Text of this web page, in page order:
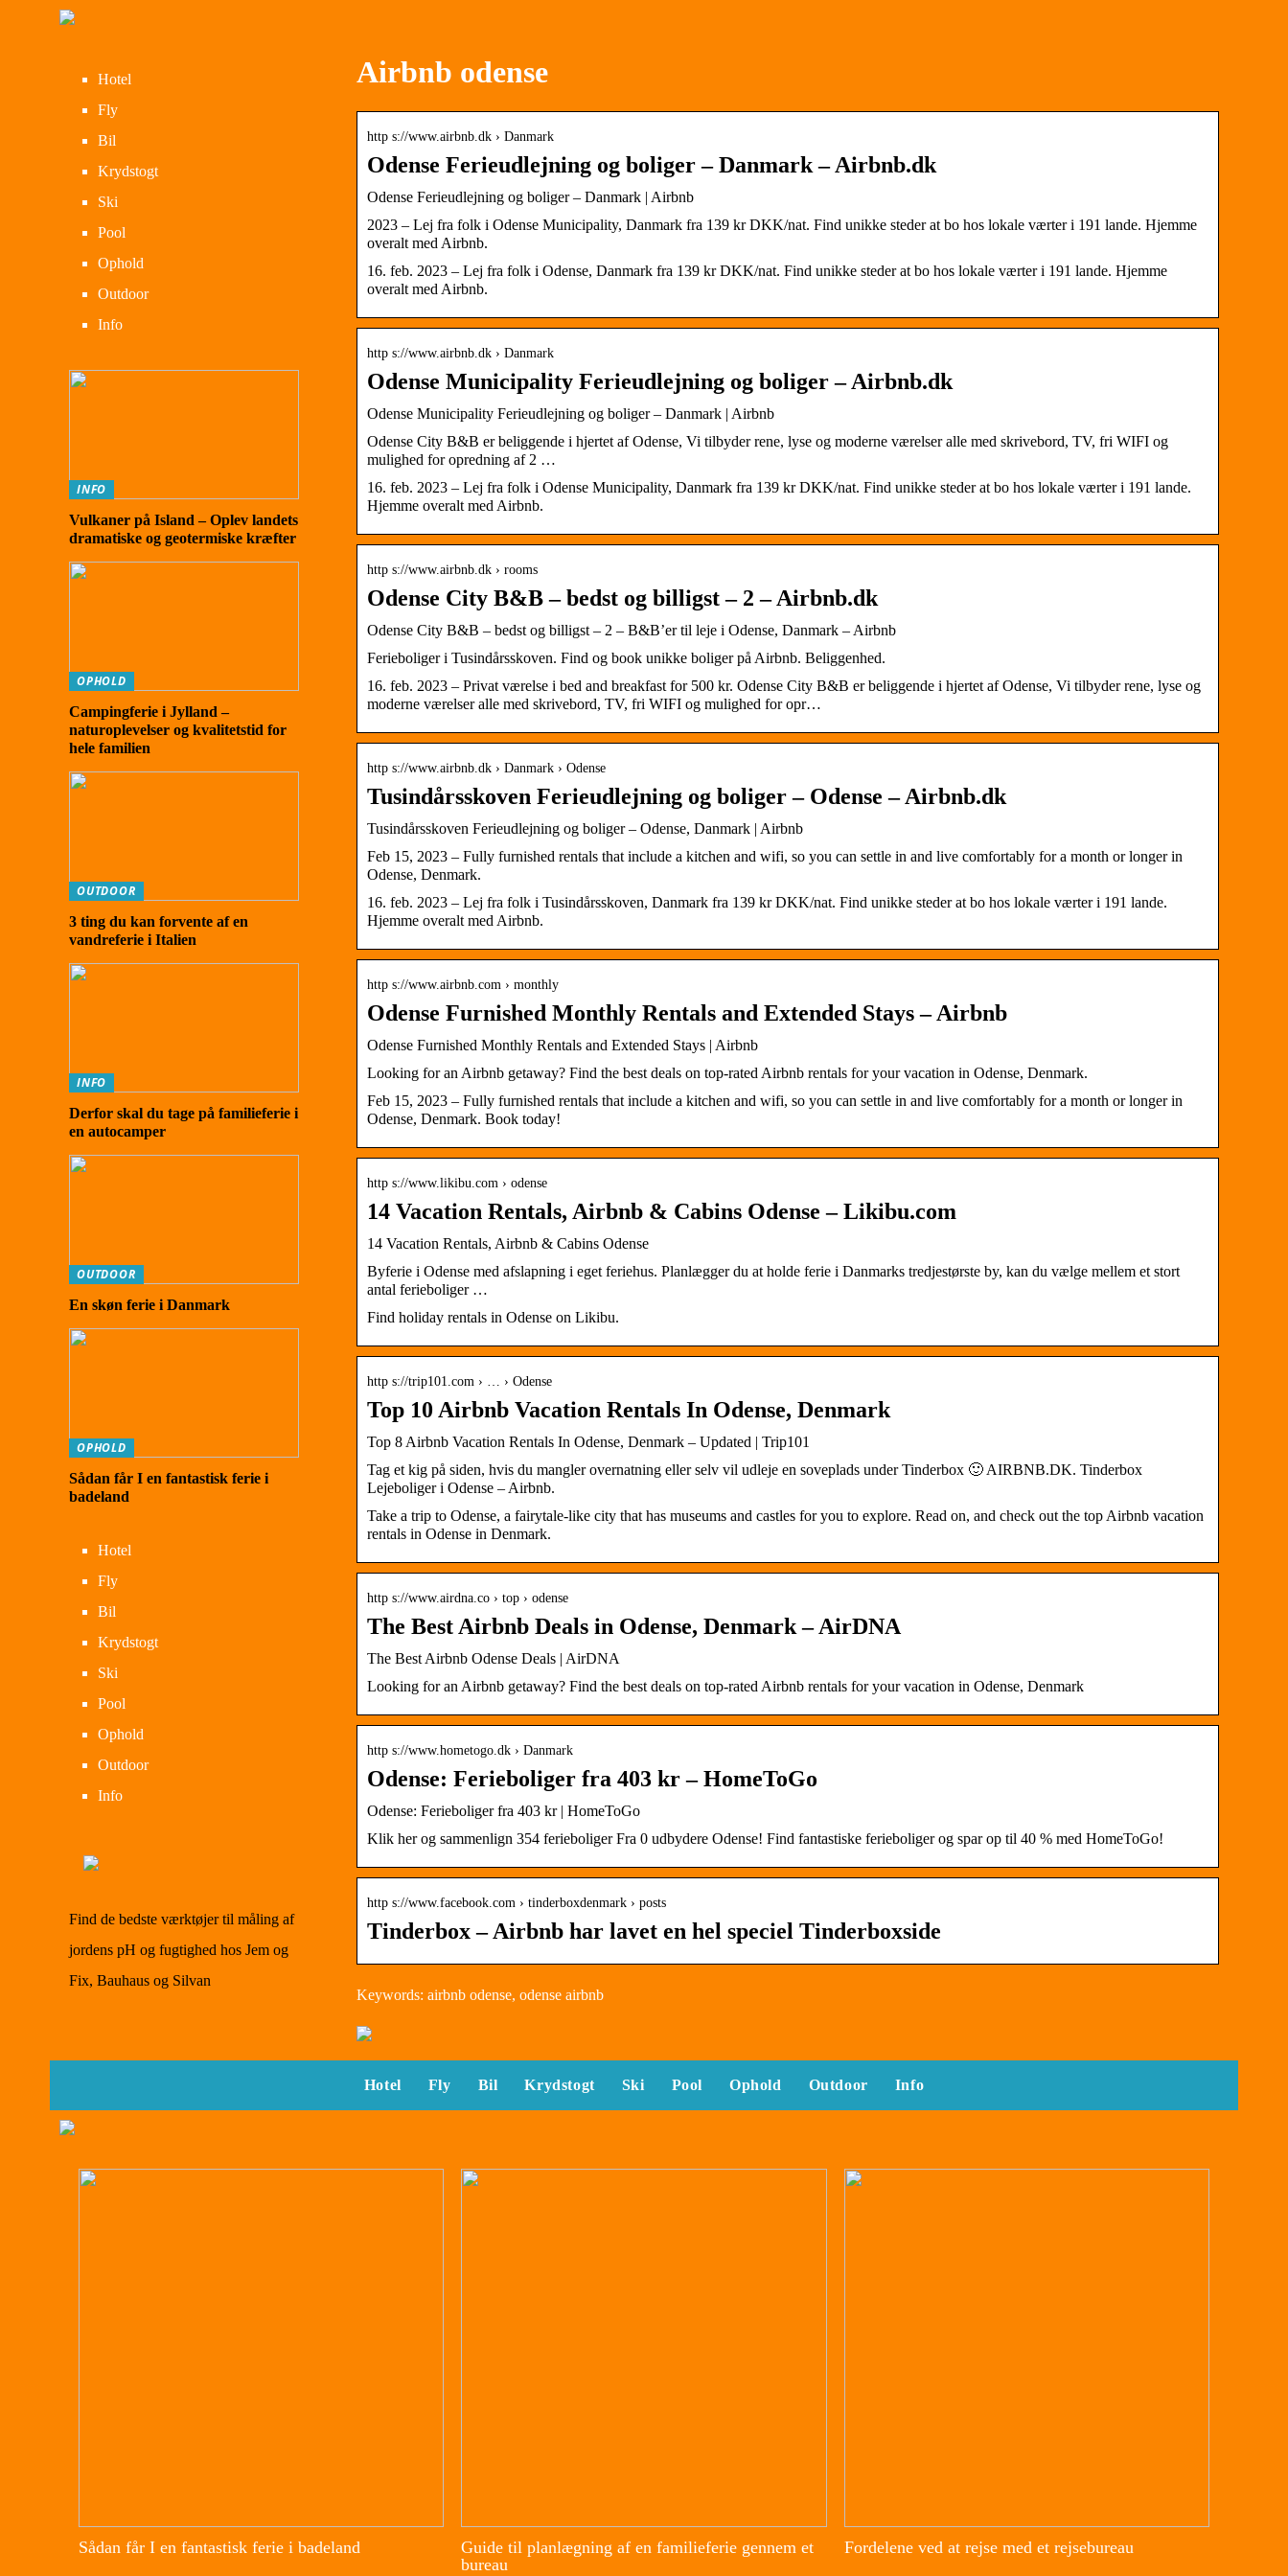
Airbnb odense
http s://www.airbnb.dk › Danmark
Odense Ferieudlejning og boliger – Danmark – Airbnb.dk
Odense Ferieudlejning og boliger – Danmark | Airbnb
2023 – Lej fra folk i Odense Municipality, Danmark fra 139 kr DKK/nat. Find unikke steder at bo hos lokale værter i 191 lande. Hjemme
overalt med Airbnb.
16. feb. 2023 – Lej fra folk i Odense, Danmark fra 139 kr DKK/nat. Find unikke steder at bo hos lokale værter i 191 lande. Hjemme
overalt med Airbnb.
http s://www.airbnb.dk › Danmark
Odense Municipality Ferieudlejning og boliger – Airbnb.dk
Odense Municipality Ferieudlejning og boliger – Danmark | Airbnb
Odense City B&B er beliggende i hjertet af Odense, Vi tilbyder rene, lyse og moderne værelser alle med skrivebord, TV, fri WIFI og
mulighed for opredning af 2 …
16. feb. 2023 – Lej fra folk i Odense Municipality, Danmark fra 139 kr DKK/nat. Find unikke steder at bo hos lokale værter i 191 lande.
Hjemme overalt med Airbnb.
http s://www.airbnb.dk › rooms
Odense City B&B – bedst og billigst – 2 – Airbnb.dk
Odense City B&B – bedst og billigst – 2 – B&B’er til leje i Odense, Danmark – Airbnb
Ferieboliger i Tusindårsskoven. Find og book unikke boliger på Airbnb. Beliggenhed.
16. feb. 2023 – Privat værelse i bed and breakfast for 500 kr. Odense City B&B er beliggende i hjertet af Odense, Vi tilbyder rene, lyse og
moderne værelser alle med skrivebord, TV, fri WIFI og mulighed for opr…
http s://www.airbnb.dk › Danmark › Odense
Tusindårsskoven Ferieudlejning og boliger – Odense – Airbnb.dk
Tusindårsskoven Ferieudlejning og boliger – Odense, Danmark | Airbnb
Feb 15, 2023 – Fully furnished rentals that include a kitchen and wifi, so you can settle in and live comfortably for a month or longer in
Odense, Denmark.
16. feb. 2023 – Lej fra folk i Tusindårsskoven, Danmark fra 139 kr DKK/nat. Find unikke steder at bo hos lokale værter i 191 lande.
Hjemme overalt med Airbnb.
http s://www.airbnb.com › monthly
Odense Furnished Monthly Rentals and Extended Stays – Airbnb
Odense Furnished Monthly Rentals and Extended Stays | Airbnb
Looking for an Airbnb getaway? Find the best deals on top-rated Airbnb rentals for your vacation in Odense, Denmark.
Feb 15, 2023 – Fully furnished rentals that include a kitchen and wifi, so you can settle in and live comfortably for a month or longer in
Odense, Denmark. Book today!
http s://www.likibu.com › odense
14 Vacation Rentals, Airbnb & Cabins Odense – Likibu.com
14 Vacation Rentals, Airbnb & Cabins Odense
Byferie i Odense med afslapning i eget feriehus. Planlægger du at holde ferie i Danmarks tredjestørste by, kan du vælge mellem et stort
antal ferieboliger …
Find holiday rentals in Odense on Likibu.
http s://trip101.com › … › Odense
Top 10 Airbnb Vacation Rentals In Odense, Denmark
Top 8 Airbnb Vacation Rentals In Odense, Denmark – Updated | Trip101
Tag et kig på siden, hvis du mangler overnatning eller selv vil udleje en soveplads under Tinderbox 🙂 AIRBNB.DK. Tinderbox
Lejeboliger i Odense – Airbnb.
Take a trip to Odense, a fairytale-like city that has museums and castles for you to explore. Read on, and check out the top Airbnb vacation
rentals in Odense in Denmark.
http s://www.airdna.co › top › odense
The Best Airbnb Deals in Odense, Denmark – AirDNA
The Best Airbnb Odense Deals | AirDNA
Looking for an Airbnb getaway? Find the best deals on top-rated Airbnb rentals for your vacation in Odense, Denmark
http s://www.hometogo.dk › Danmark
Odense: Ferieboliger fra 403 kr – HomeToGo
Odense: Ferieboliger fra 403 kr | HomeToGo
Klik her og sammenlign 354 ferieboliger Fra 0 udbydere Odense! Find fantastiske ferieboliger og spar op til 40 % med HomeToGo!
http s://www.facebook.com › tinderboxdenmark › posts
Tinderbox – Airbnb har lavet en hel speciel Tinderboxside
Keywords: airbnb odense, odense airbnb
Hotel
Fly
Bil
Krydstogt
Ski
Pool
Ophold
Outdoor
Info
INFO
Vulkaner på Island – Oplev landets
dramatiske og geotermiske kræfter
OPHOLD
Campingferie i Jylland –
naturoplevelser og kvalitetstid for
hele familien
OUTDOOR
3 ting du kan forvente af en
vandreferie i Italien
INFO
Derfor skal du tage på familieferie i
en autocamper
OUTDOOR
En skøn ferie i Danmark
OPHOLD
Sådan får I en fantastisk ferie i
badeland
Hotel
Fly
Bil
Krydstogt
Ski
Pool
Ophold
Outdoor
Info
Find de bedste værktøjer til måling af
jordens pH og fugtighed hos Jem og
Fix, Bauhaus og Silvan
Hotel Fly Bil Krydstogt Ski Pool Ophold Outdoor Info
Sådan får I en fantastisk ferie i badeland
Guide til planlægning af en familieferie gennem et
bureau
Fordelene ved at rejse med et rejsebureau